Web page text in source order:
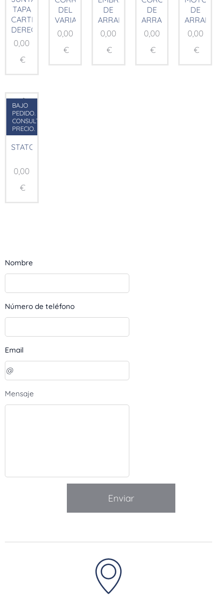
TAPA
CARTER
DERECHO
0,00
€
DEL
VARIADOR
0,00
€
DE
ARRANQUE
0,00
€
DE
ARRANQUE
0,00
€
DE
0,00
€
STATOR
BAJO
PEDIDO.
CONSULTAR
PRECIO.
0,00
€
Nombre
Número de teléfono
Email
Mensaje
Enviar